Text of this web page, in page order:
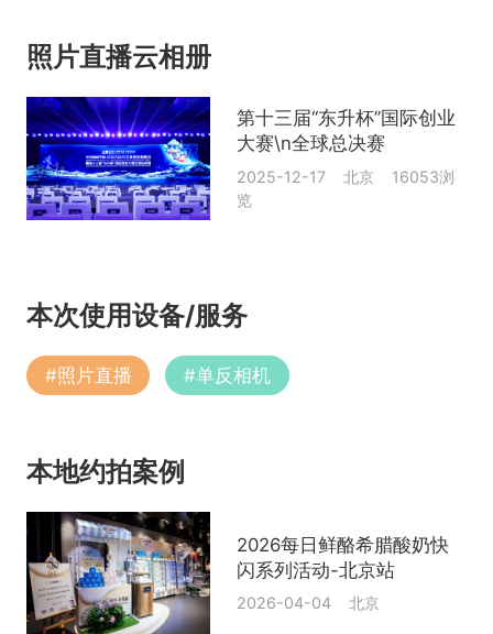
照片直播云相册
第十三届“东升杯”国际创业
大赛\n全球总决赛
2025-12-17 北京 16053浏
览
本次使用设备/服务
#照片直播 #单反相机
本地约拍案例
2026每日鲜酪希腊酸奶快
闪系列活动-北京站
2026-04-04 北京